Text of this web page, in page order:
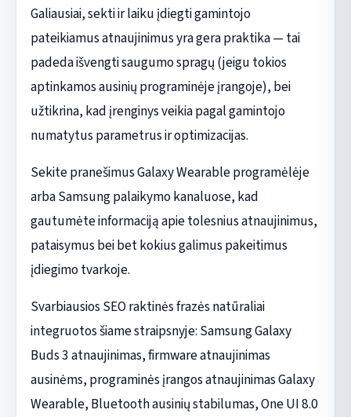
Galiausiai, sekti ir laiku įdiegti gamintojo
pateikiamus atnaujinimus yra gera praktika — tai
padeda išvengti saugumo spragų (jeigu tokios
aptinkamos ausinių programinėje įrangoje), bei
užtikrina, kad įrenginys veikia pagal gamintojo
numatytus parametrus ir optimizacijas.
Sekite pranešimus Galaxy Wearable programėlėje
arba Samsung palaikymo kanaluose, kad
gautumėte informaciją apie tolesnius atnaujinimus,
pataisymus bei bet kokius galimus pakeitimus
įdiegimo tvarkoje.
Svarbiausios SEO raktinės frazės natūraliai
integruotos šiame straipsnyje: Samsung Galaxy
Buds 3 atnaujinimas, firmware atnaujinimas
ausinėms, programinės įrangos atnaujinimas Galaxy
Wearable, Bluetooth ausinių stabilumas, One UI 8.0